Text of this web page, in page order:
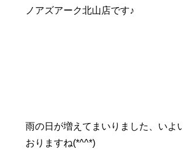
ノアズアーク北山店です♪
雨の日が増えてまいりました、いよ
おりますね(*^^*)